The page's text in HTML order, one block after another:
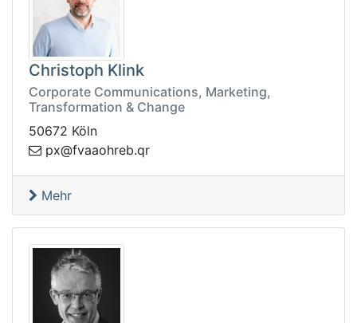
Christoph Klink
Corporate Communications, Marketing,
Transformation & Change
50672 Köln
rq.
berhoaavf@xp
Mehr